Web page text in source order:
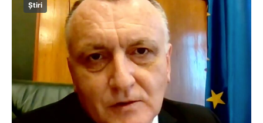
Știri